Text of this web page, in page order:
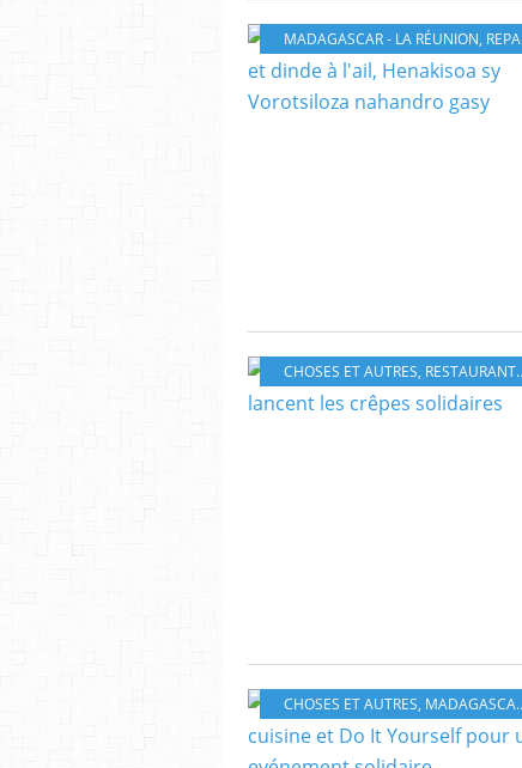
MADAGASCAR - LA RÉUNION, REPAS DE FÊTES
CHOSES ET AUTRES, RESTAURANTS - ADRESSES GOURMANDES
CHOSES ET AUTRES, MADAGASCAR - LA RÉUNION